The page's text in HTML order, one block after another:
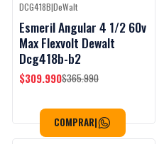
-15%OFF
DCG418B|DeWalt
Esmeril Angular 4 1/2 60v
Max Flexvolt Dewalt
Dcg418b-b2
$309.990$365.990
COMPRAR|